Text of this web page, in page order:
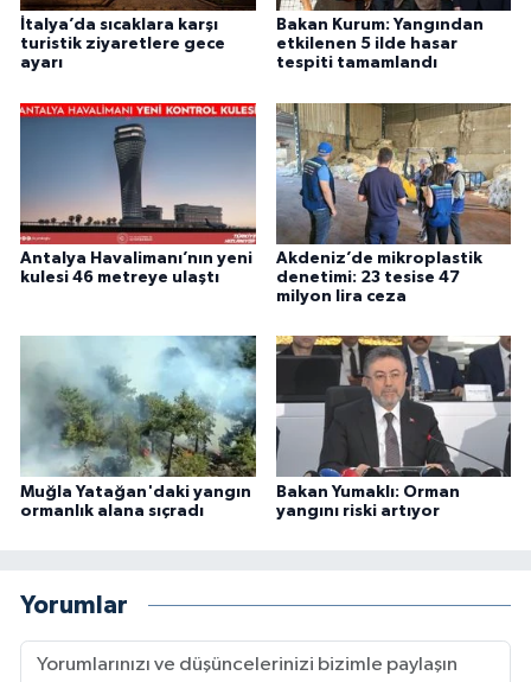
İtalya’da sıcaklara karşı
turistik ziyaretlere gece
ayarı
Bakan Kurum: Yangından
etkilenen 5 ilde hasar
tespiti tamamlandı
Antalya Havalimanı’nın yeni
kulesi 46 metreye ulaştı
Akdeniz’de mikroplastik
denetimi: 23 tesise 47
milyon lira ceza
Muğla Yatağan'daki yangın
ormanlık alana sıçradı
Bakan Yumaklı: Orman
yangını riski artıyor
Yorumlar